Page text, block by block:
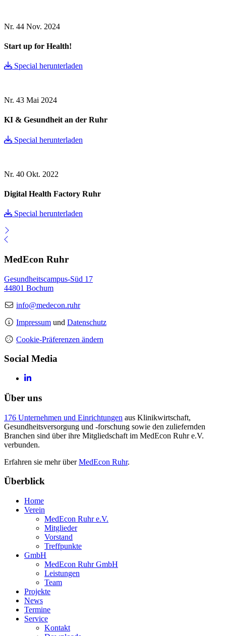
Nr. 44 Nov. 2024
Start up for Health!
Special herunterladen
Nr. 43 Mai 2024
KI & Gesundheit an der Ruhr
Special herunterladen
Nr. 40 Okt. 2022
Digital Health Factory Ruhr
Special herunterladen
MedEcon Ruhr
Gesundheitscampus-Süd 17
44801 Bochum
info@medecon.ruhr
Impressum und Datenschutz
Cookie-Präferenzen ändern
Social Media
Über uns
176 Unternehmen und Einrichtungen aus Klinikwirtschaft,
Gesundheitsversorgung und -forschung sowie den zuliefernden
Branchen sind über ihre Mitgliedschaft im MedEcon Ruhr e.V.
verbunden.
Erfahren sie mehr überMedEcon Ruhr.
Überblick
Home
Verein
MedEcon Ruhr e.V.
Mitglieder
Vorstand
Treffpunkte
GmbH
MedEcon Ruhr GmbH
Leistungen
Team
Projekte
News
Termine
Service
Kontakt